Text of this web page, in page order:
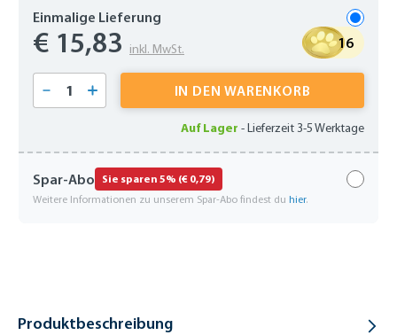
Einmalige Lieferung
€ 15,83 inkl. MwSt. 16
Produkt Anzahl: Gib den gewünschten
IN DEN WARENKORB
Auf Lager -Lieferzeit 3-5 Werktage
Spar-Abo Sie sparen 5% (€ 0,79)
Weitere Informationen zu unserem Spar-Abo findest du hier.
Produktbeschreibung